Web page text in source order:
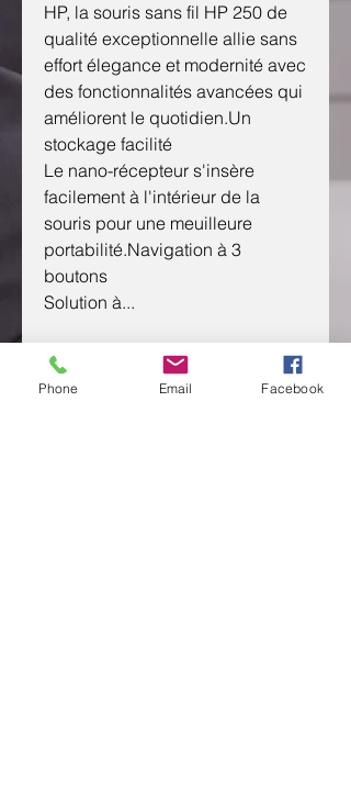
HP, la souris sans fil HP 250 de
qualité exceptionnelle allie sans
effort élegance et modernité avec
des fonctionnalités avancées qui
améliorent le quotidien.Un
stockage facilité
Le nano-récepteur s'insère
facilement à l'intérieur de la
souris pour une meuilleure
portabilité.Navigation à 3
boutons
Solution à...
Phone Email Facebook